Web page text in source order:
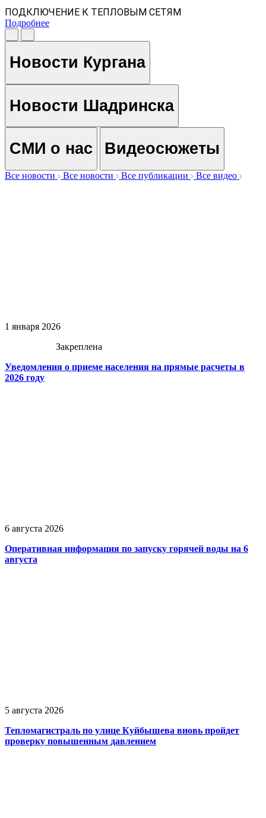
ПОДКЛЮЧЕНИЕ К ТЕПЛОВЫМ СЕТЯМ
Подробнее
Новости Кургана
Новости Шадринска
СМИ о нас Видеосюжеты
Все новости Все новости Все публикации Все видео
1 января 2026
Закреплена
Уведомления о приеме населения на прямые расчеты в
2026 году
6 августа 2026
Оперативная информация по запуску горячей воды на 6
августа
5 августа 2026
Тепломагистраль по улице Куйбышева вновь пройдет
проверку повышенным давлением